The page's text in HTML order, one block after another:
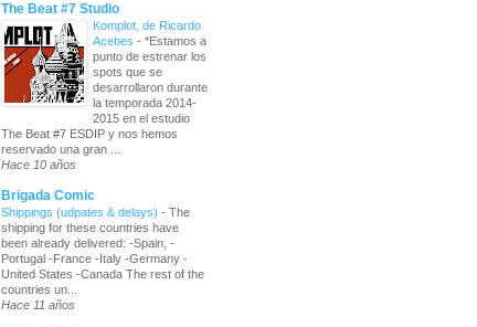
The Beat #7 Studio
Komplot, de Ricardo
Acebes - *Estamos a
punto de estrenar los
spots que se
desarrollaron durante
la temporada 2014-
2015 en el estudio
The Beat #7 ESDIP y nos hemos
reservado una gran ...
Hace 10 años
Brigada Comic
Shippings (udpates & delays) - The
shipping for these countries have
been already delivered: -Spain, -
Portugal -France -Italy -Germany -
United States -Canada The rest of the
countries un...
Hace 11 años